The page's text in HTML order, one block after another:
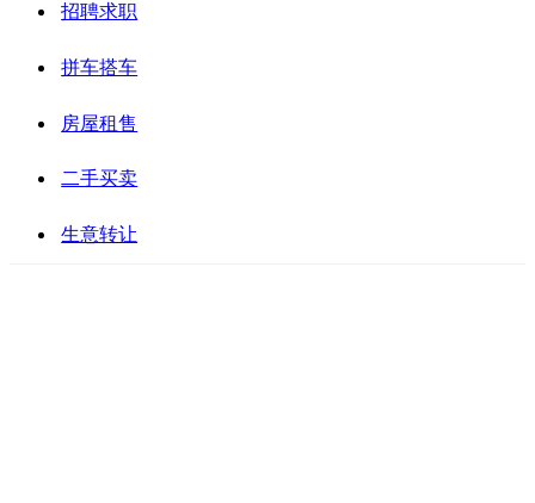
招聘求职
拼车搭车
房屋租售
二手买卖
生意转让